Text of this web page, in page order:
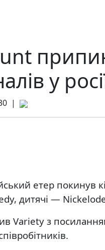
у
|
етер
дитячі —
Variety з